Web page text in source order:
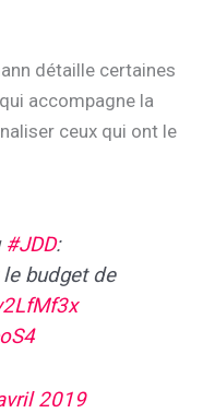
détaille certaines
accompagne la
ceux qui ont le
#JDD:
budget de
2019